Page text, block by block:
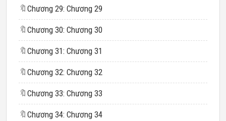
🔖 Chương 29: Chương 29
🔖 Chương 30: Chương 30
🔖 Chương 31: Chương 31
🔖 Chương 32: Chương 32
🔖 Chương 33: Chương 33
🔖 Chương 34: Chương 34